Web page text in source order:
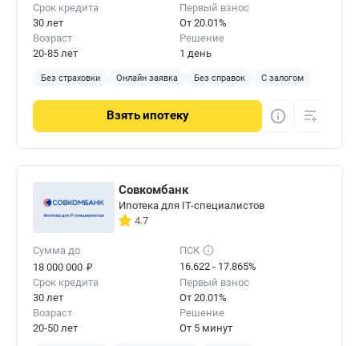
Срок кредита
30 лет
Первый взнос
От 20.01%
Возраст
20-85 лет
Решение
1 день
Без страховки Онлайн заявка Без справок С залогом
Взятьипотеку
Совкомбанк
Ипотека для IT-специалистов
4.7
Сумма до
18 000 000 ₽
ПСК
16.622 - 17.865%
Срок кредита
30 лет
Первый взнос
От 20.01%
Возраст
20-50 лет
Решение
От 5 минут